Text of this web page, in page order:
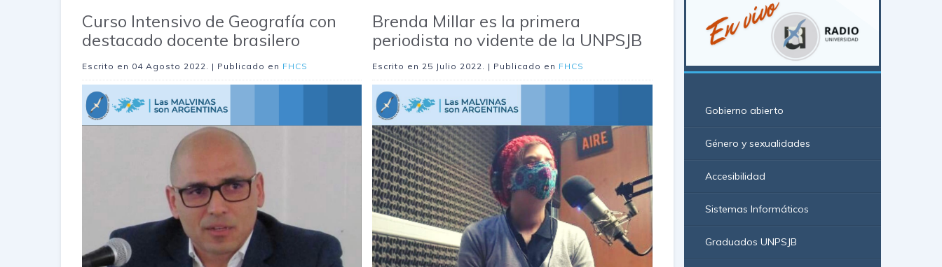
Curso Intensivo de Geografía con
destacado docente brasilero
Escrito en 04 Agosto 2022. | Publicado en FHCS
Brenda Millar es la primera
periodista no vidente de la UNPSJB
Escrito en 25 Julio 2022. | Publicado en FHCS
Gobierno abierto
Género y sexualidades
Accesibilidad
Sistemas Informáticos
Graduados UNPSJB